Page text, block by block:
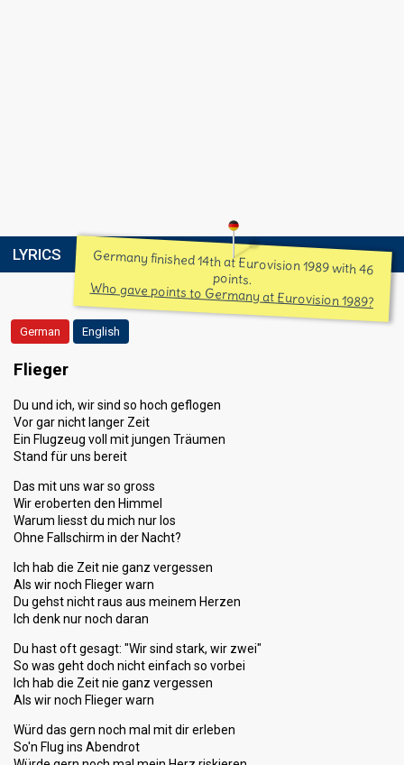
LYRICS Germany finished 14th at Eurovision 1989 with 46
points.
Who gave points to Germany at Eurovision 1989?
German English
Flieger
Du und ich, wir sind so hoch geflogen
Vor gar nicht langer Zeit
Ein Flugzeug voll mit jungen Träumen
Stand für uns bereit
Das mit uns war so gross
Wir eroberten den Himmel
Warum liesst du mich nur los
Ohne Fallschirm in der Nacht?
Ich hab die Zeit nie ganz vergessen
Als wir noch Flieger warn
Du gehst nicht raus aus meinem Herzen
Ich denk nur noch daran
Du hast oft gesagt: "Wir sind stark, wir zwei"
So was geht doch nicht einfach so vorbei
Ich hab die Zeit nie ganz vergessen
Als wir noch Flieger warn
Würd das gern noch mal mit dir erleben
So'n Flug ins Abendrot